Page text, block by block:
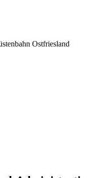
Ostfriesland